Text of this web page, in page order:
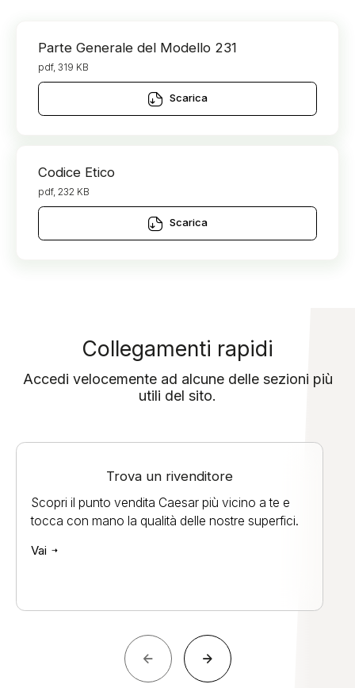
Parte Generale del Modello 231
pdf, 319 KB
Scarica
Codice Etico
pdf, 232 KB
Scarica
Collegamenti rapidi
Accedi velocemente ad alcune delle sezioni più
utili del sito.
Trova un rivenditore
Scopri il punto vendita Caesar più vicino a te e
tocca con mano la qualità delle nostre superfici.
Vai